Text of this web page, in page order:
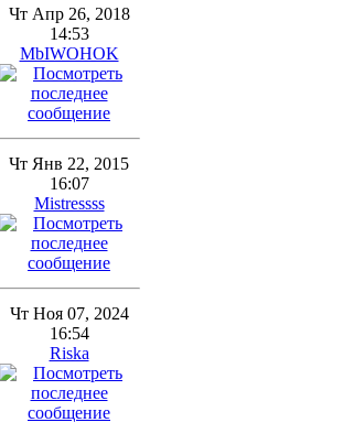
Чт Апр 26, 2018
14:53
MbIWOHOK
Чт Янв 22, 2015
16:07
Mistressss
Чт Ноя 07, 2024
16:54
Riska